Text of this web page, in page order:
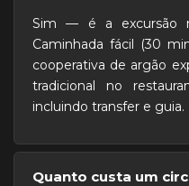
Sim — é a excursão
Caminhada fácil (30
cooperativa de argão
tradicional no
incluindo transfer e
Quanto custa um